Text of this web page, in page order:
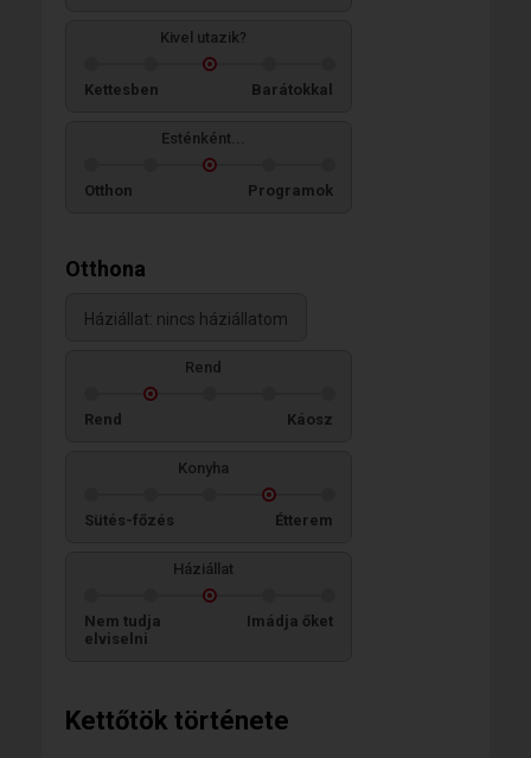
Kettőtök története
Kivel utazik?
Kettesben Barátokkal
Esténként...
Otthon Programok
Otthona
Háziállat: nincs háziállatom
Rend
Rend Káosz
Konyha
Sütés-főzés Étterem
Háziállat
Nem tudja
elviselni
Imádja őket